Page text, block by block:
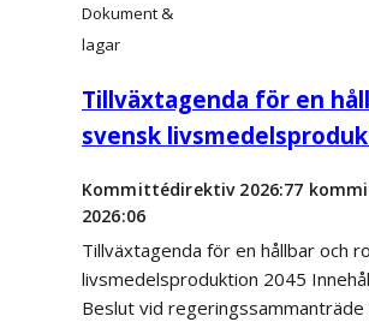
Dokument &
lagar
Tillväxtagenda för en
svensk
Kommittédirektiv 2026:77
2026:06
Tillväxtagenda för en hållbar och
livsmedelsproduktion 2045
Beslut vid